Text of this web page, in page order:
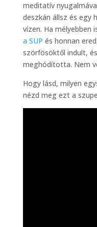
meditatív
deszkán állsz és egy
vízen. Ha mélyebben
a SUP és honnan
szörfösöktől indult,
meghódította. Nem
Hogy lásd, milyen
nézd meg ezt a